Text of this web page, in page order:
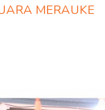
MERAUKE